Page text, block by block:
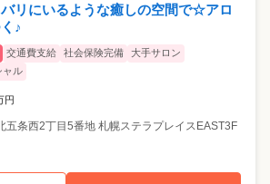
バリにいるような癒しの空間で☆アロ
♪
交通費支給 社会保険完備
大手サロン
ャル
円
五条西2丁目5番地 札幌ステラプレイスEAST3F